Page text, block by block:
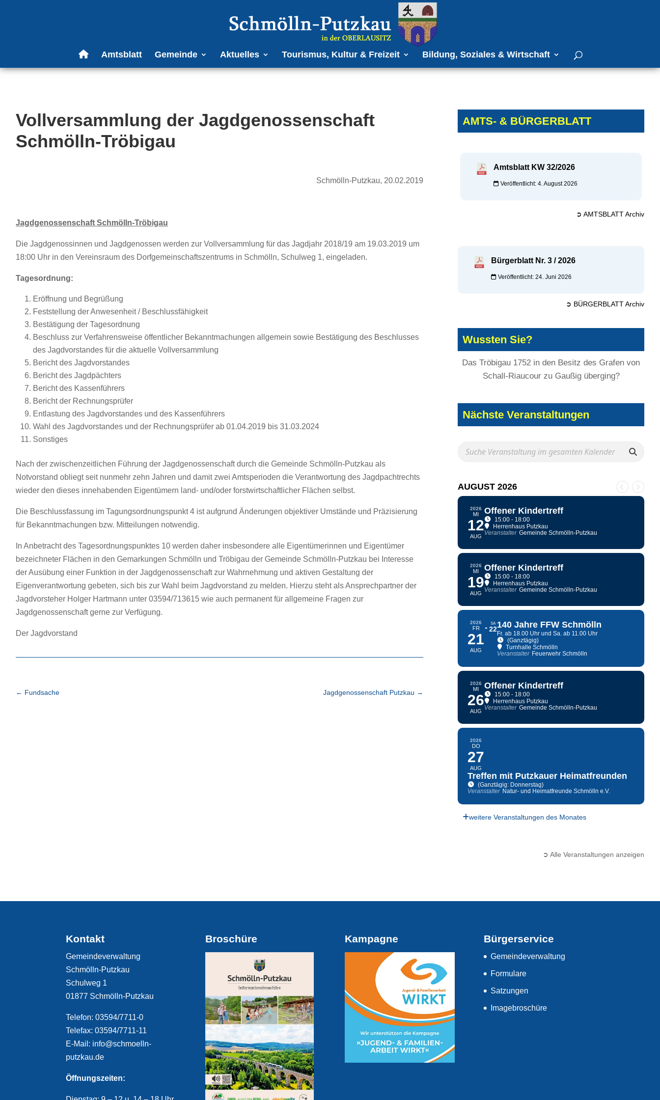
Amtsblatt Gemeinde Aktuelles Tourismus, Kultur & Freizeit Bildung, Soziales & Wirtschaft
Vollversammlung der Jagdgenossenschaft
Schmölln-Tröbigau
Schmölln-Putzkau, 20.02.2019
Jagdgenossenschaft Schmölln-Tröbigau
Die Jagdgenossinnen und Jagdgenossen werden zur Vollversammlung für das Jagdjahr 2018/19 am 19.03.2019 um
18:00 Uhr in den Vereinsraum des Dorfgemein­schaftszentrums in Schmölln, Schulweg 1, eingeladen.
Tagesordnung:
Eröffnung und Begrüßung
Feststellung der Anwesenheit / Beschlussfähigkeit
Bestätigung der Tagesordnung
Beschluss zur Verfahrensweise öffentlicher Bekanntmachungen allgemein sowie Bestätigung des Beschlusses
des Jagdvorstandes für die aktuelle Vollversammlung
Bericht des Jagdvorstandes
Bericht des Jagdpächters
Bericht des Kassenführers
Bericht der Rechnungsprüfer
Entlastung des Jagdvorstandes und des Kassenführers
Wahl des Jagdvorstandes und der Rechnungsprüfer ab 01.04.2019 bis 31.03.2024
Sonstiges
Nach der zwischenzeitlichen Führung der Jagdgenossenschaft durch die Gemeinde Schmölln-Putzkau als
Notvorstand obliegt seit nunmehr zehn Jahren und damit zwei Amtsperioden die Verantwortung des Jagdpachtrechts
wieder den dieses innehabenden Eigentümern land- und/oder forstwirtschaftlicher Flächen selbst.
Die Beschlussfassung im Tagungsordnungspunkt 4 ist aufgrund Änderungen objektiver Umstände und Präzisierung
für Bekanntmachungen bzw. Mitteilungen notwendig.
In Anbetracht des Tagesordnungspunktes 10 werden daher insbesondere alle Eigentümerinnen und Eigentümer
bezeichneter Flächen in den Gemarkungen Schmölln und Tröbigau der Gemeinde Schmölln-Putzkau bei Interesse
der Ausübung einer Funktion in der Jagdgenossenschaft zur Wahrnehmung und aktiven Gestaltung der
Eigenverantwortung gebeten, sich bis zur Wahl beim Jagdvorstand zu melden. Hierzu steht als Ansprechpartner der
Jagdvorsteher Holger Hartmann unter 03594/713615 wie auch permanent für allgemeine Fragen zur
Jagdgenossenschaft gerne zur Verfügung.
Der Jagdvorstand
← Fundsache Jagdgenossenschaft Putzkau →
AMTS- & BÜRGERBLATT
Amtsblatt KW 32/2026
Veröffentlicht: 4. August 2026
➲ AMTSBLATT Archiv
Bürgerblatt Nr. 3 / 2026
Veröffentlicht: 24. Juni 2026
➲ BÜRGERBLATT Archiv
Wussten Sie?
Das Tröbigau 1752 in den Besitz des Grafen von
Schall-Riaucour zu Gaußig überging?
Nächste Veranstaltungen
AUGUST 2026
2026
MI
12
AUG
Offener Kindertreff
15:00 - 18:00
Herrenhaus Putzkau
Veranstalter Gemeinde Schmölln-Putzkau
2026
MI
19
AUG
Offener Kindertreff
15:00 - 18:00
Herrenhaus Putzkau
Veranstalter Gemeinde Schmölln-Putzkau
2026
FR
21
AUG
SA
22140 Jahre FFW Schmölln
Fr. ab 18.00 Uhr und Sa. ab 11.00 Uhr
(Ganztägig)
Turnhalle Schmölln
Veranstalter Feuerwehr Schmölln
2026
MI
26
AUG
Offener Kindertreff
15:00 - 18:00
Herrenhaus Putzkau
Veranstalter Gemeinde Schmölln-Putzkau
2026
DO
27
AUG
Treffen mit Putzkauer Heimatfreunden
(Ganztägig: Donnerstag)
Veranstalter Natur- und Heimatfreunde Schmölln e.V.
weitere Veranstaltungen des Monates
➲ Alle Veranstaltungen anzeigen
Kontakt
Gemeindeverwaltung
Schmölln-Putzkau
Schulweg 1
01877 Schmölln-Putzkau
Telefon: 03594/7711-0
Telefax: 03594/7711-11
E-Mail: info@schmoelln-
putzkau.de
Öffnungszeiten:
Broschüre Kampagne Bürgerservice
Gemeindeverwaltung
Formulare
Satzungen
Imagebroschüre